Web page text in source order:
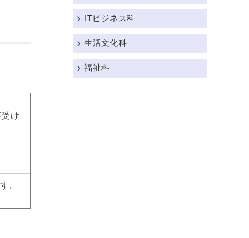
け
。
ITビジネス科
生活文化科
福祉科